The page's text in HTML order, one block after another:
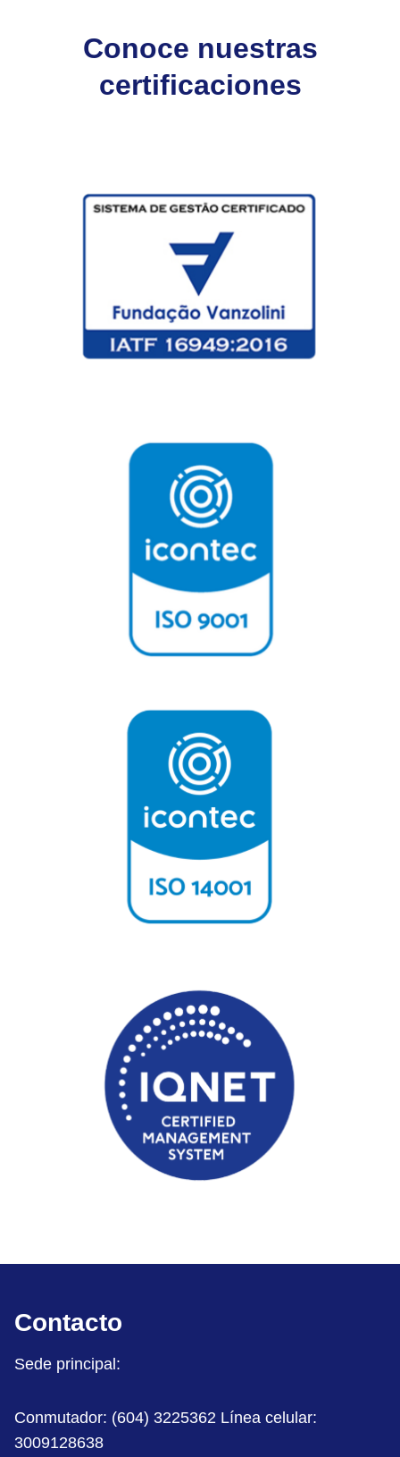
Conoce nuestras
certificaciones
Contacto
Sede principal:
Conmutador: (604) 3225362 Línea celular:
3009128638